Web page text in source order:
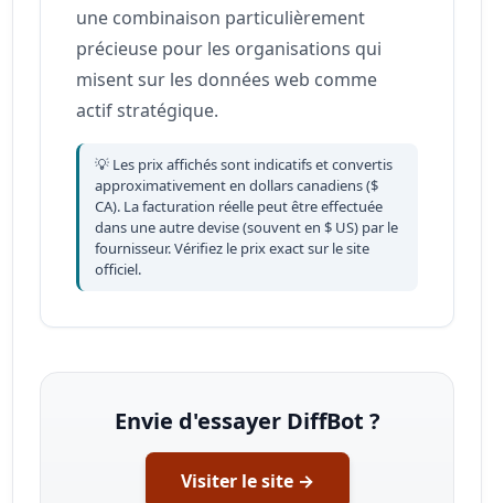
une combinaison particulièrement
précieuse pour les organisations qui
misent sur les données web comme
actif stratégique.
💡 Les prix affichés sont indicatifs et convertis
approximativement en dollars canadiens ($
CA). La facturation réelle peut être effectuée
dans une autre devise (souvent en $ US) par le
fournisseur. Vérifiez le prix exact sur le site
officiel.
Envie d'essayer DiffBot ?
Visiter le site →